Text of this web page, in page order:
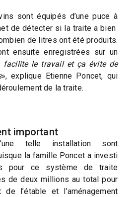
sont équipés d’une puce à
de détecter si la traite a bien
de litres ont été produits.
ensuite enregistrées sur un
facilite le travail et ça évite de
», explique Etienne Poncet, qui
de la traite.
important
telle installation sont
la famille Poncet a investi
pour ce système de traite
de deux millions au total pour
de l’étable et l’aménagement